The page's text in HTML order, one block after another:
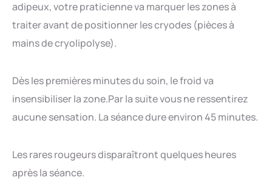
adipeux, votre praticienne va marquer les zones à
traiter avant de positionner les cryodes (pièces à
mains de cryolipolyse).
Dès les premières minutes du soin, le froid va
insensibiliser la zone.Par la suite vous ne ressentirez
aucune sensation. La séance dure environ 45 minutes.
Les rares rougeurs disparaîtront quelques heures
après la séance.